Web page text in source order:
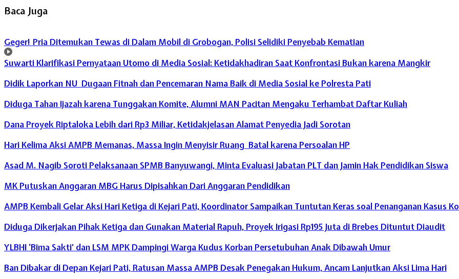
Baca Juga
Geger! Pria Ditemukan Tewas di Dalam Mobil di Grobogan, Polisi Selidiki Penyebab Kematian
Suwarti Klarifikasi Pernyataan Utomo di Media Sosial: Ketidakhadiran Saat Konfrontasi Bukan karena Mangkir
Didik Laporkan NU Dugaan Fitnah dan Pencemaran Nama Baik di Media Sosial ke Polresta Pati
Diduga Tahan Ijazah karena Tunggakan Komite, Alumni MAN Pacitan Mengaku Terhambat Daftar Kuliah
Dana Proyek Riptaloka Lebih dari Rp3 Miliar, Ketidakjelasan Alamat Penyedia Jadi Sorotan
Hari Kelima Aksi AMPB Memanas, Massa Ingin Menyisir Ruang Batal karena Persoalan HP
Asad M. Nagib Soroti Pelaksanaan SPMB Banyuwangi, Minta Evaluasi Jabatan PLT dan Jamin Hak Pendidikan Siswa
MK Putuskan Anggaran MBG Harus Dipisahkan Dari Anggaran Pendidikan
AMPB Kembali Gelar Aksi Hari Ketiga di Kejari Pati, Koordinator Sampaikan Tuntutan Keras soal Penanganan Kasus
Diduga Dikerjakan Pihak Ketiga dan Gunakan Material Rapuh, Proyek Irigasi Rp195 Juta di Brebes Dituntut Diaudit
YLBHI ‘Bima Sakti’ dan LSM MPK Dampingi Warga Kudus Korban Persetubuhan Anak Dibawah Umur
Ban Dibakar di Depan Kejari Pati, Ratusan Massa AMPB Desak Penegakan Hukum, Ancam Lanjutkan Aksi Lima Hari